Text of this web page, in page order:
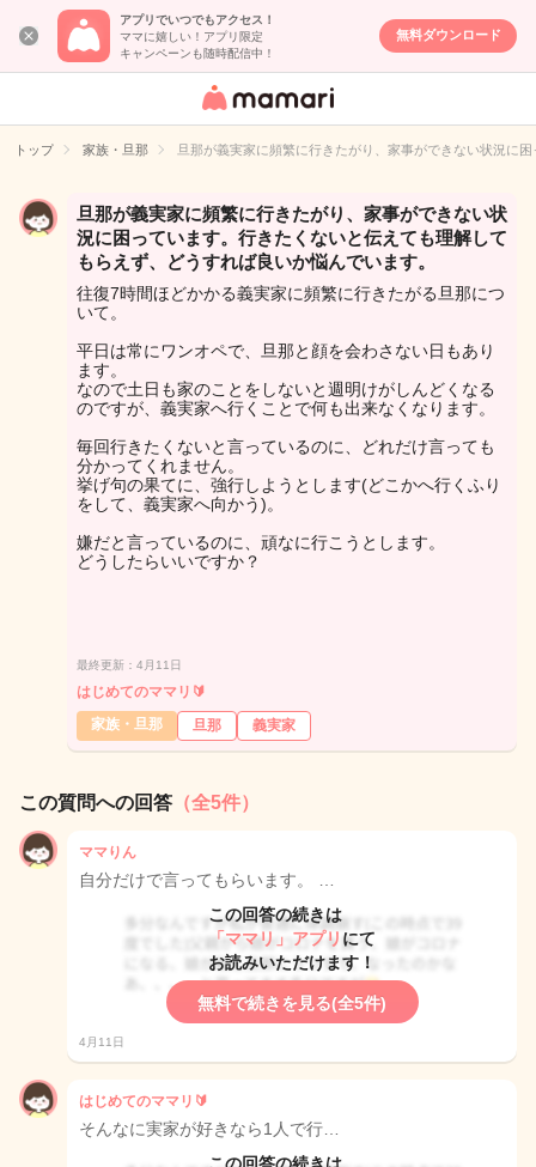
アプリでいつでもアクセス！
ママに嬉しい！アプリ限定
キャンペーンも随時配信中！
無料ダウンロード
女性専用匿名QA
イト
トップ 家族・旦那 旦那が義実家に頻繁に行きたがり、家事ができない状況に
旦那が義実家に頻繁に行きたがり、家事ができない状
況に困っています。行きたくないと伝えても理解して
もらえず、どうすれば良いか悩んでいます。
往復7時間ほどかかる義実家に頻繁に行きたがる旦那につ
いて。
平日は常にワンオペで、旦那と顔を会わさない日もあり
ます。
なので土日も家のことをしないと週明けがしんどくなる
のですが、義実家へ行くことで何も出来なくなります。
毎回行きたくないと言っているのに、どれだけ言っても
分かってくれません。
挙げ句の果てに、強行しようとします(どこかへ行くふり
をして、義実家へ向かう)。
嫌だと言っているのに、頑なに行こうとします。
どうしたらいいですか？
最終更新：4月11日
はじめてのママリ🔰
家族・旦那
旦那 義実家
この質問への回答 （全5件）
ママりん
自分だけで言ってもらいます。 …
この回答の続きは
「ママリ」アプリ にて
お読みいただけます！
無料で続きを見る(全5件)
4月11日
はじめてのママリ🔰
そんなに実家が好きなら1人で行…